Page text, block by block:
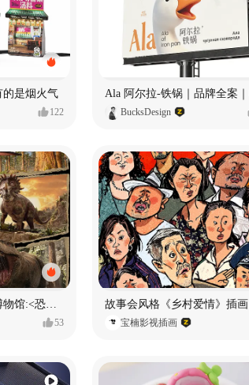
的是烟火气
122 BucksDesign
53
故事会风格《乡村爱情》插画
宝楠影视插画